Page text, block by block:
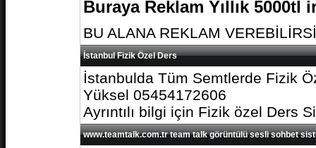
Buraya Reklam Yıllık
BU ALANA REKLAM
İstanbul Fizik Özel Ders
İstanbulda Tüm Semtlerde Fizik
Yüksel 05454172606
Ayrıntılı bilgi için Fizik özel Ders
www.teamtalk.com.tr team talk görüntülü sesli sohbet